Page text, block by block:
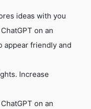
ideas with you
on an
appear friendly and
Increase
on an